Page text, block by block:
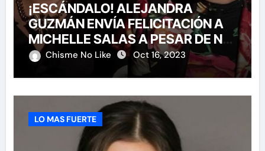
¡ESCÁNDALO! ALEJANDRA
GUZMÁN ENVÍA FELICITACIÓN A
MICHELLE SALAS A PESAR DE NO
HABERLA INVITADO A SU BODA
Chisme No Like Oct 16, 2023
LO MAS FUERTE